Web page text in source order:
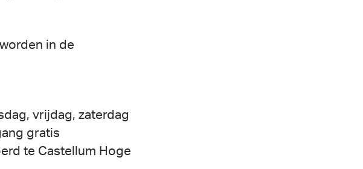
in de
vrijdag, zaterdag
gratis
te Castellum Hoge